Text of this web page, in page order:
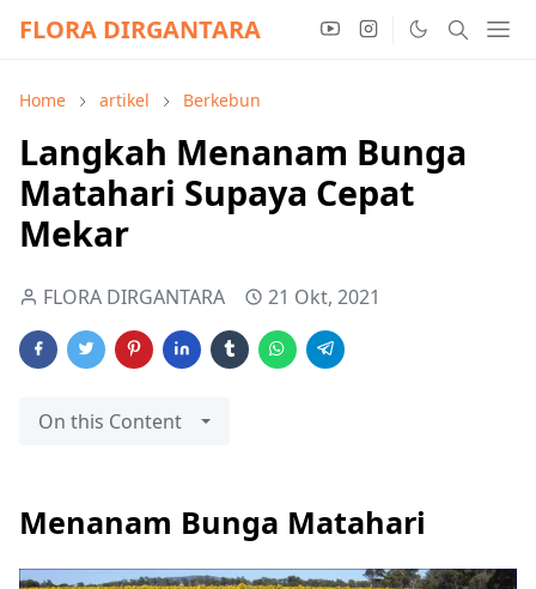
FLORA DIRGANTARA
Home artikel Berkebun
Langkah Menanam Bunga
Matahari Supaya Cepat
Mekar
FLORA DIRGANTARA 21 Okt, 2021
On this Content
Menanam Bunga Matahari